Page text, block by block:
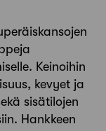
Keinoihin
kevyet ja
sisätilojen
Hankkeen